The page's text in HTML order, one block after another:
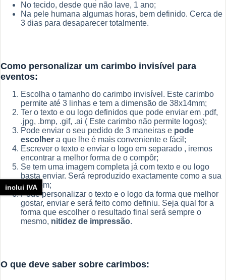
No tecido, desde que não lave, 1 ano;
Na pele humana algumas horas, bem definido. Cerca de
3 dias para desaparecer totalmente.
Como personalizar um carimbo invisível para
eventos:
Escolha o tamanho do carimbo invisível. Este carimbo
permite até 3 linhas e tem a dimensão de 38x14mm;
Ter o texto e ou logo definidos que pode enviar em .pdf,
.jpg, .bmp, .gif, .ai ( Este carimbo não permite logos);
Pode enviar o seu pedido de 3 maneiras e pode
escolher a que lhe é mais conveniente e fácil;
Escrever o texto e enviar o logo em separado , iremos
encontrar a melhor forma de o compôr;
Se tem uma imagem completa já com texto e ou logo
basta enviar. Será reproduzido exactamente como a sua
imagem;
Pode personalizar o texto e o logo da forma que melhor
gostar, enviar e será feito como definiu. Seja qual for a
forma que escolher o resultado final será sempre o
mesmo, nitidez de impressão.
O que deve saber sobre carimbos:
inclui IVA